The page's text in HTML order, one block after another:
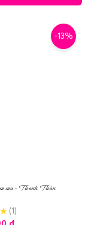
-13%
ma – Thanh Thản
(1)